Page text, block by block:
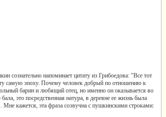
сознательно напоминает цитату из Грибоедова: "Все тот
самую эпоху. Почему человек добрый по отношению к
барин и любящий отец, но именно он оказывается во
это посредственная натура, в деревне ее жизнь была
кажется, эта фраза созвучна с пушкинскими строками: